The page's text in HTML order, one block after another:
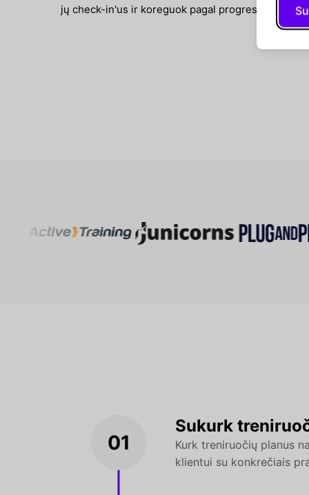
jų check-in'us ir koreguok pagal progresą.
01
Sukurk
Kurk treniruočių planus
klientui su konkrečiais